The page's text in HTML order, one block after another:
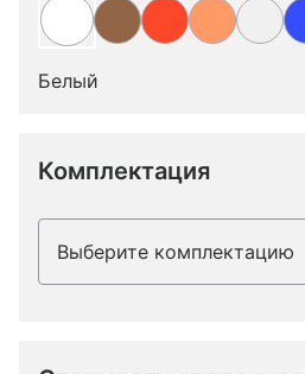
Белый
Комплектация
Выберите комплектацию